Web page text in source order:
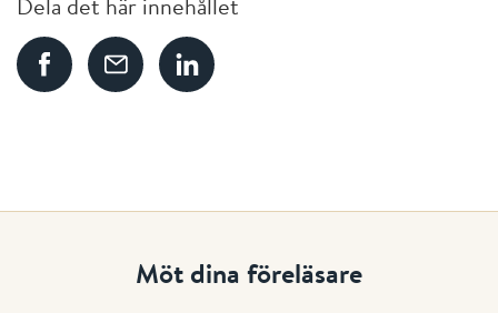
Dela det här innehållet
Möt dina föreläsare